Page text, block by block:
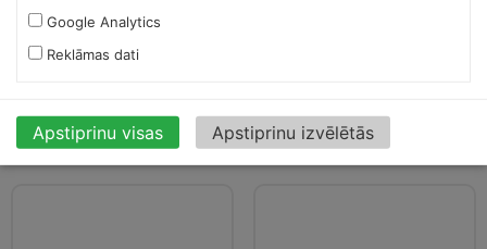
Ruukki Kore ,
RR36/gaiši zaļš
Google Analytics
Reklāmas dati
Apstiprinu visas Apstiprinu izvēlētās